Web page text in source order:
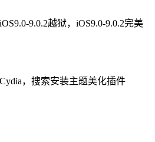
9.0.2越狱，iOS9.0-9.0.2完美
，搜索安装主题美化插件